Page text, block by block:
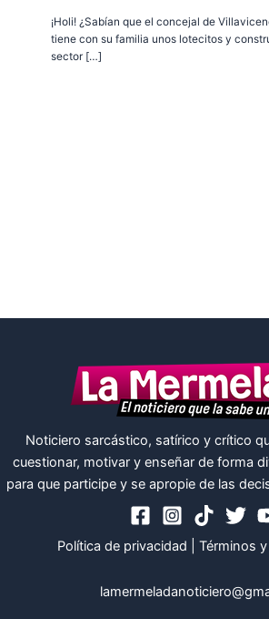
¡Holi! ¿Sabían que el concejal de
tiene con su familia unos lotecitos y
sector […]
Noticiero sarcástico, satírico y crítico
cuestionar, motivar y enseñar de forma
para que participe y se apropie de las
Política de privacidad Términos